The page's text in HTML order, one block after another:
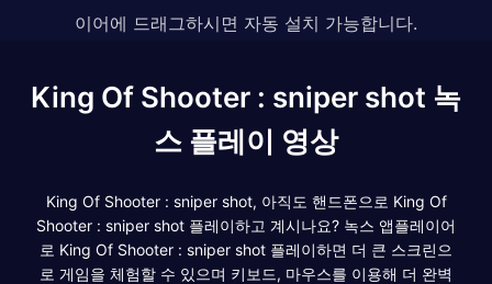
이어에 드래그하시면 자동 설치 가능합니다.
King Of Shooter : sniper shot 녹
스 플레이 영상
King Of Shooter : sniper shot, 아직도 핸드폰으로 King Of
Shooter : sniper shot 플레이하고 계시나요? 녹스 앱플레이어
로 King Of Shooter : sniper shot 플레이하면 더 큰 스크린으
로 게임을 체험할 수 있으며 키보드, 마우스를 이용해 더 완벽